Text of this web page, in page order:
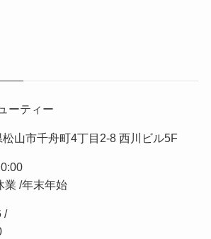
ーティー
山市千舟町4丁目2-8 西川ビル5F
業 /年末年始
/